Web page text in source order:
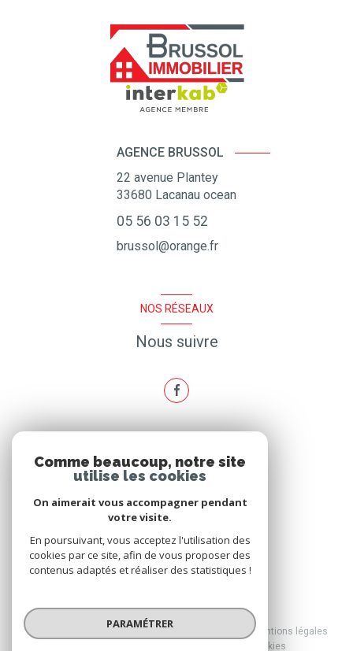
AGENCE BRUSSOL
22 avenue Plantey
33680 Lacanau ocean
05 56 03 15 52
brussol@orange.fr
NOS RÉSEAUX
Nous suivre
Nous adhérons
© 2026 | Tous droits réservés
Mentions légales
Cookies
Comme beaucoup, notre site
utilise les cookies
On aimerait vous accompagner pendant
votre visite.
En poursuivant, vous acceptez l'utilisation des
cookies par ce site, afin de vous proposer des
contenus adaptés et réaliser des statistiques !
PARAMÉTRER